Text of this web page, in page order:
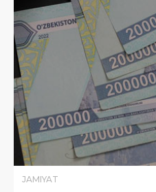
JAMIYAT